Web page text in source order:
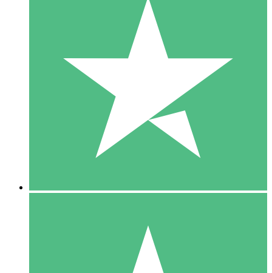
Pacotes de Créditos Individuais
Pague conforme o uso com créditos de download. Sem
1000
10 Downloads
20 00